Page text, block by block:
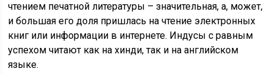
чтением печатной литературы – значительная, а, может,
и большая его доля пришлась на чтение электронных
книг или информации в интернете. Индусы с равным
успехом читают как на хинди, так и на английском
языке.